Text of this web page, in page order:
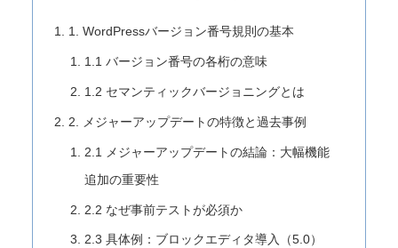
1. WordPressバージョン番号規則の基本
1.1 バージョン番号の各桁の意味
1.2 セマンティックバージョニングとは
2. メジャーアップデートの特徴と過去事例
2.1 メジャーアップデートの結論：大幅機能
追加の重要性
2.2 なぜ事前テストが必須か
2.3 具体例：ブロックエディタ導入（5.0）